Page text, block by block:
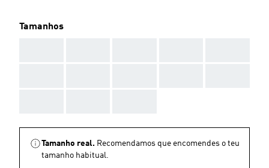
Tamanhos
Tamanho real. Recomendamos que encomendes o teu
tamanho habitual.